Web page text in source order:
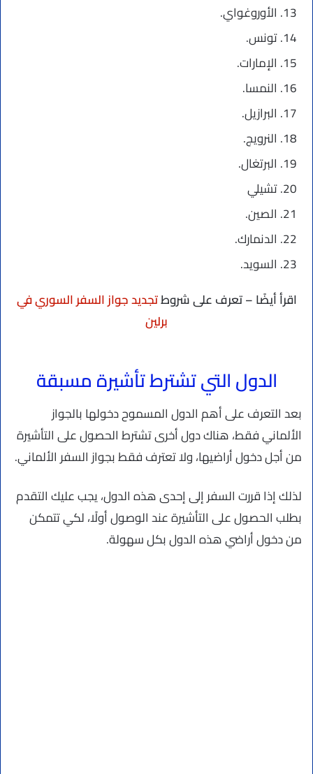
الأوروغواي.
تونس.
الإمارات.
النمسا.
البرازيل.
النرويج.
البرتغال.
تشيلي
الصين.
الدنمارك.
السويد.
اقرأ أيضًا – تعرف على شروطتجديد جواز السفر السوري في
برلين
الدول التي تشترط تأشيرة مسبقة
بعد التعرف على أهم الدول المسموح دخولها بالجواز
الألماني فقط، هناك دول أخرى تشترط الحصول على التأشيرة
من أجل دخول أراضيها، ولا تعترف فقط بجواز السفر الألماني.
لذلك إذا قررت السفر إلى إحدى هذه الدول، يجب عليك التقدم
بطلب الحصول على التأشيرة عند الوصول أولًا، لكي تتمكن
من دخول أراضي هذه الدول بكل سهولة.